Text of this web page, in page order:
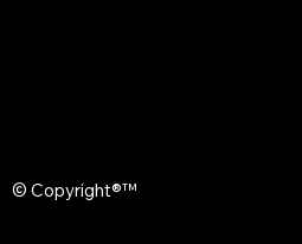
© Copyright®™